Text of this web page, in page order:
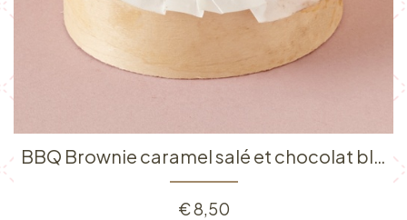
BBQ Brownie caramel salé et chocolat blanc
€8,50